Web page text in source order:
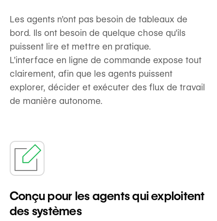
Les agents n’ont pas besoin de tableaux de
bord. Ils ont besoin de quelque chose qu’ils
puissent lire et mettre en pratique.
L’interface en ligne de commande expose tout
clairement, afin que les agents puissent
explorer, décider et exécuter des flux de travail
de manière autonome.
Conçu pour les agents qui exploitent
des systèmes